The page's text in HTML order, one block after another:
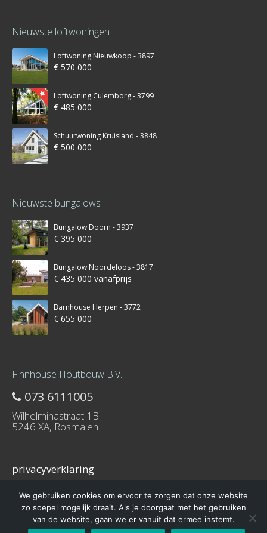
Nieuwste loftwoningen
Loftwoning Nieuwkoop - 3897
€ 570 000
Loftwoning Culemborg - 3799
€ 485 000
Schuurwoning Kruisland - 3848
€ 500 000
Nieuwste bungalows
Bungalow Doorn - 3937
€ 395 000
Bungalow Noordeloos - 3817
€ 435 000 vanafprijs
Barnhouse Herpen - 3772
€ 655 000
Finnhouse Houtbouw B.V.
073 6111005
Wilhelminastraat 1B
5246 XA, Rosmalen
privacyverklaring
© 2016 – Schuurwoning-bouwen.nl is onderdeel van Finnhouse.nl
We gebruiken cookies om ervoor te zorgen dat onze website
zo soepel mogelijk draait. Als je doorgaat met het gebruiken
van de website, gaan we er vanuit dat ermee instemt.